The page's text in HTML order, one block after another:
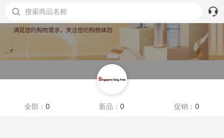
搜索商品名称
全部：0 新品：0 促销： 0